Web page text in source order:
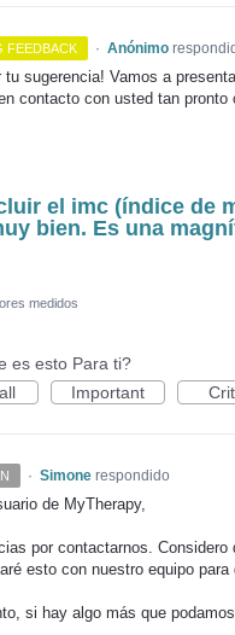
FEEDBACK · Anónimo
tu sugerencia! Vamos a
contacto con usted tan pronto
el imc (índice de
bien. Es una
medidos
es esto Para ti?
Important
· Simone respondido
de MyTherapy,
por contactarnos. Considero
esto con nuestro equipo para
si hay algo más que